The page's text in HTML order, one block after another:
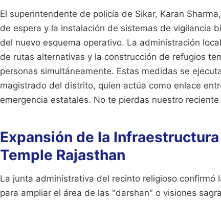
El superintendente de policía de Sikar, Karan
de espera y la instalación de sistemas de vigilancia
del nuevo esquema operativo. La administración
de rutas alternativas y la construcción de refugios
personas simultáneamente. Estas medidas se
magistrado del distrito, quien actúa como enlace
emergencia estatales. No te pierdas nuestro
Expansión de la
Temple Rajasthan
La junta administrativa del recinto religioso confirmó
para ampliar el área de las "darshan" o visiones